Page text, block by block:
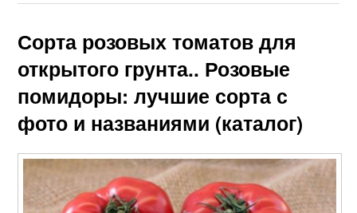
Сорта розовых томатов для
открытого грунта.. Розовые
помидоры: лучшие сорта с
фото и названиями (каталог)